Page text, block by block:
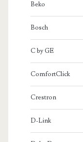
Beko
Bosch
C by GE
ComfortClick
Crestron
D-Link